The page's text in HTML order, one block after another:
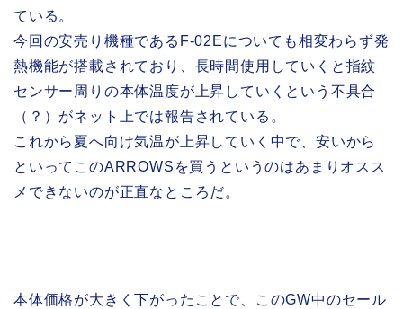
ている。
今回の安売り機種であるF-02Eについても相変わらず発
熱機能が搭載されており、長時間使用していくと指紋
センサー周りの本体温度が上昇していくという不具合
（？）がネット上では報告されている。
これから夏へ向け気温が上昇していく中で、安いから
といってこのARROWSを買うというのはあまりオスス
メできないのが正直なところだ。
本体価格が大きく下がったことで、このGW中のセール